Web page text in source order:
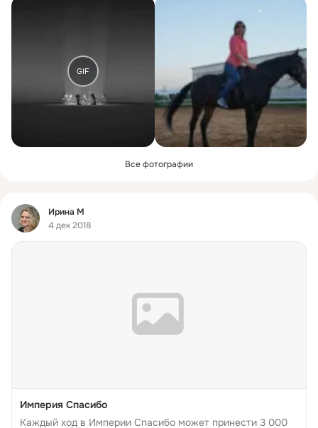
GIF
Все фотографии
Фид
Ирина М
4 дек 2018
Империя Спасибо
Каждый ход в Империи Спасибо может принести 3 000